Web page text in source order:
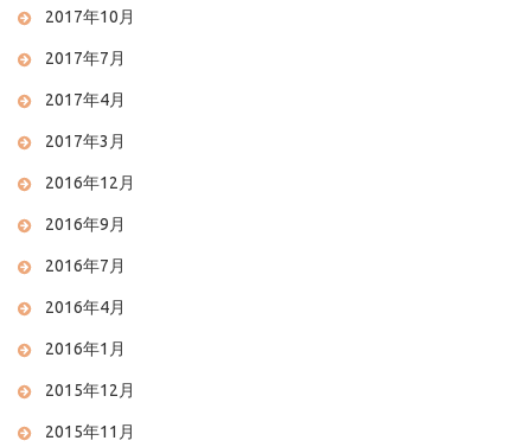
2017年10月
2017年7月
2017年4月
2017年3月
2016年12月
2016年9月
2016年7月
2016年4月
2016年1月
2015年12月
2015年11月